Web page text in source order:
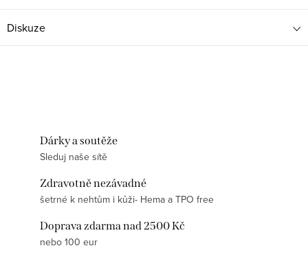
Diskuze
Dárky a soutěže
Sleduj naše sítě
Zdravotně nezávadné
šetrné k nehtům i kůži- Hema a TPO free
Doprava zdarma nad 2500 Kč
nebo 100 eur